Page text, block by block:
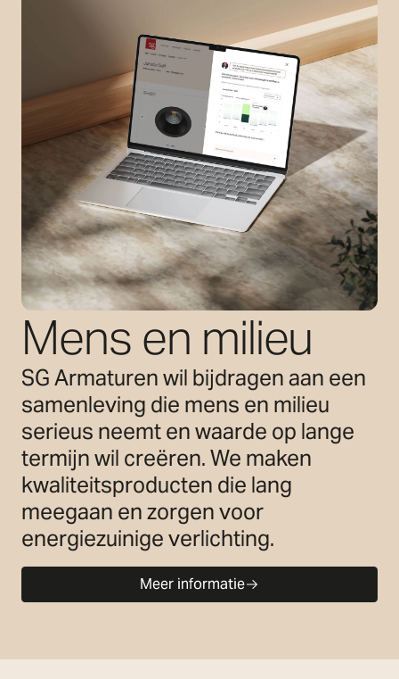
Mens en milieu
SG Armaturen wil bijdragen aan een
samenleving die mens en milieu
serieus neemt en waarde op lange
termijn wil creëren. We maken
kwaliteitsproducten die lang
meegaan en zorgen voor
energiezuinige verlichting.
Meer informatie